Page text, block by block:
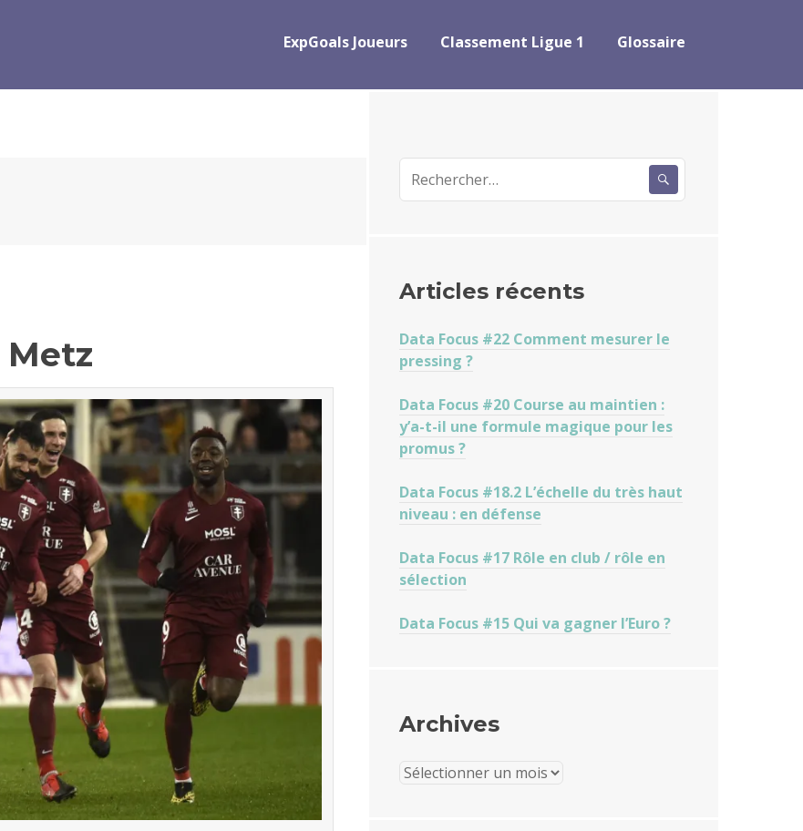
ExpGoals Joueurs Classement Ligue 1 Glossaire
Metz
Articles récents
Data Focus #22 Comment mesurer le
pressing ?
Data Focus #20 Course au maintien :
y’a-t-il une formule magique pour les
promus ?
Data Focus #18.2 L’échelle du très haut
niveau : en défense
Data Focus #17 Rôle en club / rôle en
sélection
Data Focus #15 Qui va gagner l’Euro ?
Archives
Archives